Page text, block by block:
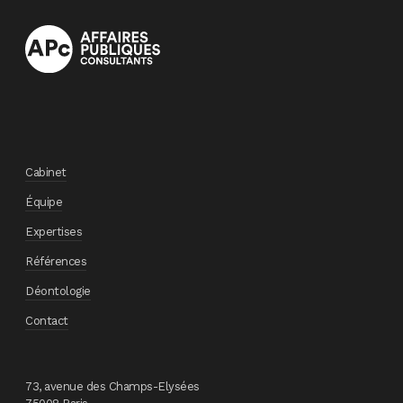
Cabinet
Équipe
Expertises
Références
Déontologie
Contact
73, avenue des Champs-Elysées